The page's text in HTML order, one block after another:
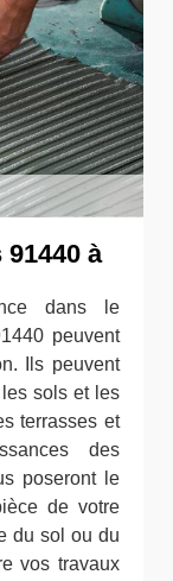
à
dans le
peuvent
Ils peuvent
sols et les
terrasses et
des
poseront le
de votre
du sol ou du
vos travaux